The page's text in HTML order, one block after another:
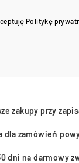
Politykę
zakupy przy
dla zamówień
dni na darmowy